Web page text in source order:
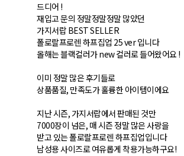
드디어 !
재입고 문의 정말정말정말 많았던
가지서랍 BEST SELLER
폴로랄프로렌 하프집업 25 ver 입니다
올해는 블랙컬러가 new 컬러로 들어왔어요 !
이미 정말 많은 후기들로
상품품질, 만족도가 훌륭한 아이템이에요
지난 시즌, 가지서랍에서 판매된 것만
7000장이 넘은, 매 시즌 정말 많은 사랑을
받고 있는 폴로랄프로렌 하프집업입니다
남성용 사이즈로 여유롭게 착용가능하구요!